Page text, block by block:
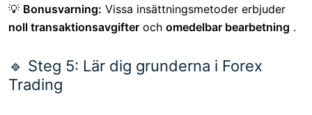
💡 Bonusvarning: Vissa insättningsmetoder erbjuder
noll transaktionsavgifter och omedelbar bearbetning .
🔹 Steg 5: Lär dig grunderna i Forex
Trading